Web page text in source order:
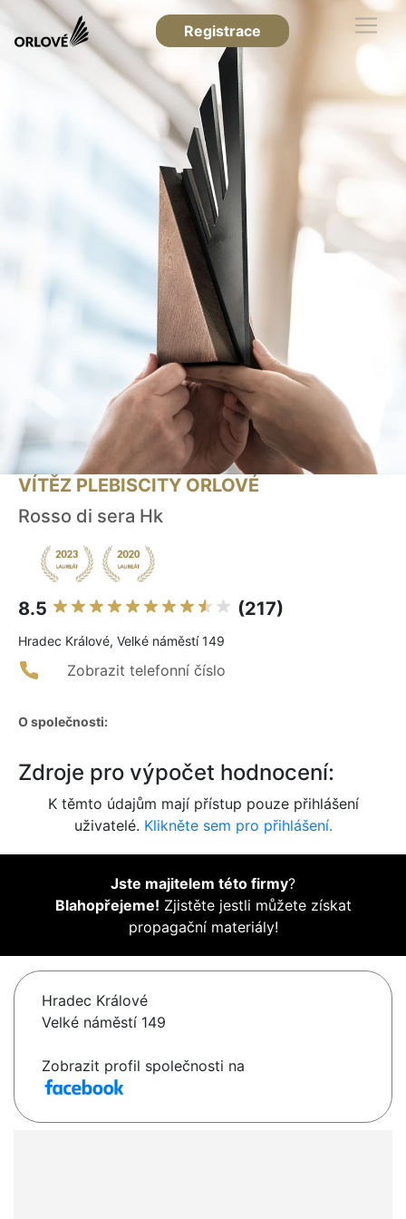
Registrace
VÍTĚZ PLEBISCITY ORLOVÉ
Rosso di sera Hk
8.5 (217)
Hradec Králové, Velké náměstí 149
Zobrazit telefonní číslo
O společnosti:
Zdroje pro výpočet hodnocení:
K těmto údajům mají přístup pouze přihlášení
uživatelé. Klikněte sem pro přihlášení.
Jste majitelem této firmy?
Blahopřejeme! Zjistěte jestli můžete získat
propagační materiály!
Hradec Králové
Velké náměstí 149
Zobrazit profil společnosti na